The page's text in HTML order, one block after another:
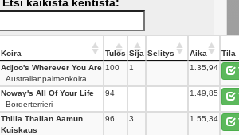
Koira Tulos Sija Selitys Aika
Tila
Adjoo's Wherever You Are
Australianpaimenkoira
100 1 1.35,94
Noway's All Of Your Life
Borderterrieri
94 1.49,85
Thilia Thalian Aamun
Kuiskaus
96 3 1.55,34